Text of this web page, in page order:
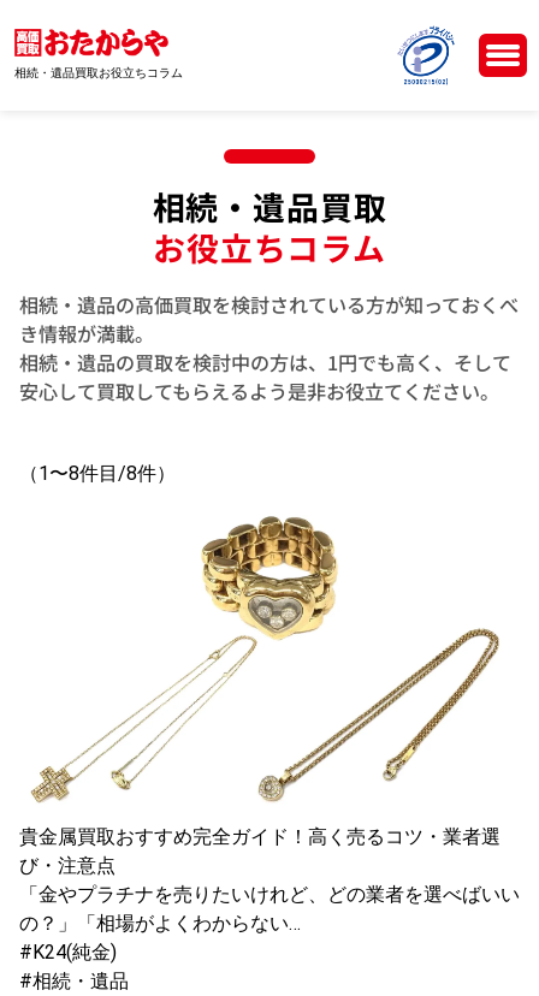
相続・遺品買取お役立ちコラム
相続・遺品買取
お役立ちコラム
相続・遺品の高価買取を検討されている方が知っておくべ
き情報が満載。
相続・遺品の買取を検討中の方は、1円でも高く、そして
安心して買取してもらえるよう是非お役立てください。
（1〜8件目/8件）
貴金属買取おすすめ完全ガイド！高く売るコツ・業者選
び・注意点
「金やプラチナを売りたいけれど、どの業者を選べばいい
の？」「相場がよくわからない…
#K24(純金)
#相続・遺品